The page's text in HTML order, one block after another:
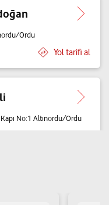
Ordu
Yol tarifi al
No:1 Altınordu/Ordu
M MUTLU